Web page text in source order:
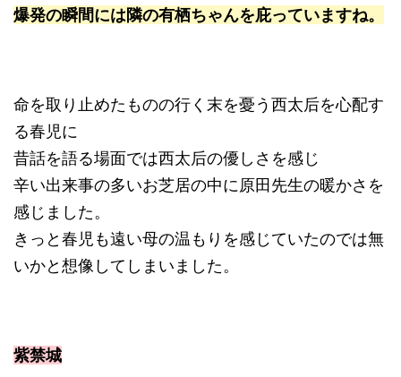
爆発の瞬間には隣の有栖ちゃんを庇っていますね。
命を取り止めたものの行く末を憂う西太后を心配す
る春児に
昔話を語る場面では西太后の優しさを感じ
辛い出来事の多いお芝居の中に原田先生の暖かさを
感じました。
きっと春児も遠い母の温もりを感じていたのでは無
いかと想像してしまいました。
紫禁城